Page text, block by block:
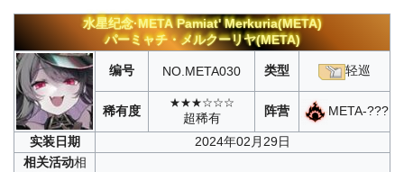
水星纪念·META Pamiat' Merkuria(META)
パーミャチ・メルクーリヤ(META)
编号 NO.META030 类型 轻巡
稀有度
★★★☆☆☆
超稀有 阵营 META-???
实装日期
2024年02月29日
相关活动相